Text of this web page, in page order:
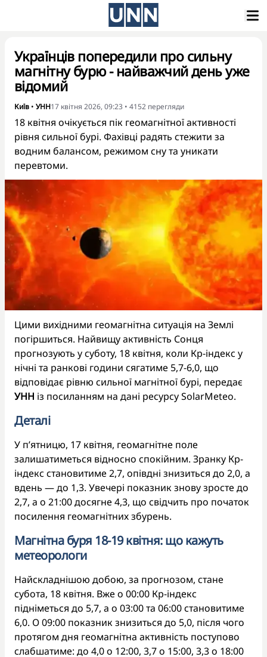
Українців попередили про сильну
магнітну бурю - найважчий день уже
відомий
Київ • УНН17 квітня 2026, 09:23 • 4152 перегляди
18 квітня очікується пік геомагнітної активності
рівня сильної бурі. Фахівці радять стежити за
водним балансом, режимом сну та уникати
перевтоми.
Цими вихідними геомагнітна ситуація на Землі
погіршиться. Найвищу активність Сонця
прогнозують у суботу, 18 квітня, коли Кp-індекс у
нічні та ранкові години сягатиме 5,7-6,0, що
відповідає рівню сильної магнітної бурі, передає
УНН із посиланням на дані ресурсу SolarMeteo.
Деталі
У п’ятницю, 17 квітня, геомагнітне поле
залишатиметься відносно спокійним. Зранку Кp-
індекс становитиме 2,7, опівдні знизиться до 2,0, а
вдень — до 1,3. Увечері показник знову зросте до
2,7, а о 21:00 досягне 4,3, що свідчить про початок
посилення геомагнітних збурень.
Магнітна буря 18-19 квітня: що кажуть
метеорологи
Найскладнішою добою, за прогнозом, стане
субота, 18 квітня. Вже о 00:00 Кp-індекс
підніметься до 5,7, а о 03:00 та 06:00 становитиме
6,0. О 09:00 показник знизиться до 5,0, після чого
протягом дня геомагнітна активність поступово
слабшатиме: до 4,0 о 12:00, 3,7 о 15:00, 3,3 о 18:00